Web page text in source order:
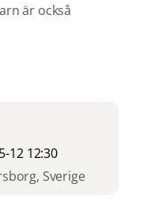
är också
12 12:30
Sverige